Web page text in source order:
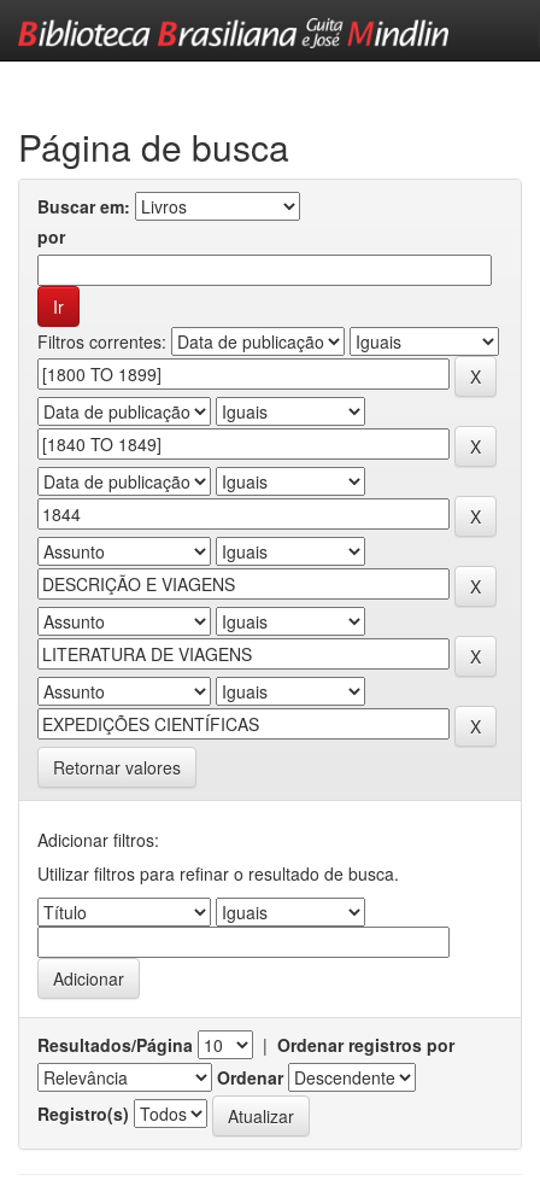
Página de busca
Buscar em:
por
Filtros correntes:
Retornar valores
Adicionar filtros:
Utilizar filtros para refinar o resultado de busca.
Resultados/Página | Ordenar registros por
Ordenar
Registro(s)